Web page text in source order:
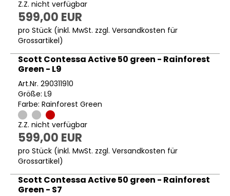
Z.Z. nicht verfügbar
599,00 EUR
pro Stück (inkl. MwSt. zzgl. Versandkosten für
Grossartikel)
Scott Contessa Active 50 green - Rainforest
Green - L9
Art.Nr. 290311910
Größe: L9
Farbe: Rainforest Green
Z.Z. nicht verfügbar
599,00 EUR
pro Stück (inkl. MwSt. zzgl. Versandkosten für
Grossartikel)
Scott Contessa Active 50 green - Rainforest
Green - S7